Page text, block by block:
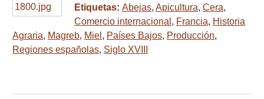
Etiquetas: Abejas, Apicultura, Cera,
Comercio internacional , Francia, Historia
Agraria, Magreb, Miel , Países Bajos, Producción,
Regiones españolas, Siglo XVIII